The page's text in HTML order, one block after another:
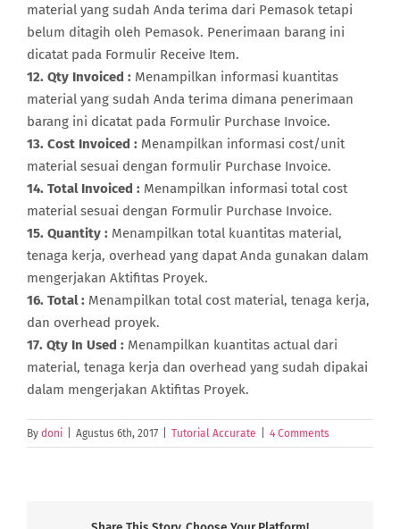
material yang sudah Anda terima dari Pemasok tetapi
belum ditagih oleh Pemasok. Penerimaan barang ini
dicatat pada Formulir Receive Item.
12. Qty Invoiced : Menampilkan informasi kuantitas
material yang sudah Anda terima dimana penerimaan
barang ini dicatat pada Formulir Purchase Invoice.
13. Cost Invoiced : Menampilkan informasi cost/unit
material sesuai dengan formulir Purchase Invoice.
14. Total Invoiced : Menampilkan informasi total cost
material sesuai dengan Formulir Purchase Invoice.
15. Quantity : Menampilkan total kuantitas material,
tenaga kerja, overhead yang dapat Anda gunakan dalam
mengerjakan Aktifitas Proyek.
16. Total : Menampilkan total cost material, tenaga kerja,
dan overhead proyek.
17. Qty In Used : Menampilkan kuantitas actual dari
material, tenaga kerja dan overhead yang sudah dipakai
dalam mengerjakan Aktifitas Proyek.
By doni Agustus 6th, 2017 Tutorial Accurate 4 Comments